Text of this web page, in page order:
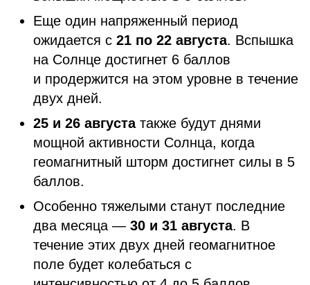
Еще один напряженный период
ожидается с 21 по 22 августа. Вспышка
на Солнце достигнет 6 баллов
и продержится на этом уровне в течение
двух дней.
25 и 26 августатакже будут днями
мощной активности Солнца, когда
геомагнитный шторм достигнет силы в 5
баллов.
Особенно тяжелыми станут последние
два месяца — 30 и 31 августа. В
течение этих двух дней геомагнитное
поле будет колебаться с